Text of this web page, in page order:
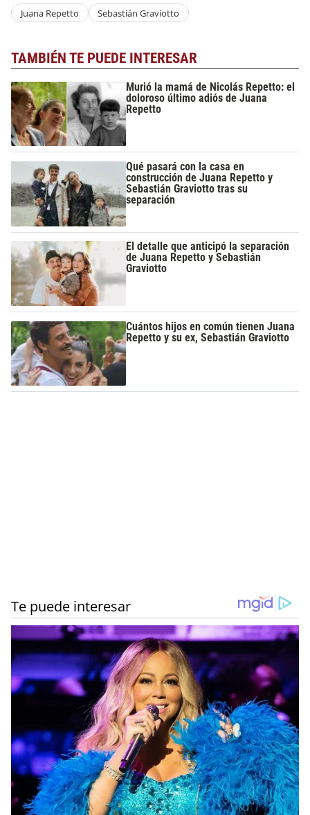
Juana Repetto Sebastián Graviotto
TAMBIÉN TE PUEDE INTERESAR
Murió la mamá de Nicolás Repetto: el
doloroso último adiós de Juana
Repetto
Qué pasará con la casa en
construcción de Juana Repetto y
Sebastián Graviotto tras su
separación
El detalle que anticipó la separación
de Juana Repetto y Sebastián
Graviotto
Cuántos hijos en común tienen Juana
Repetto y su ex, Sebastián Graviotto